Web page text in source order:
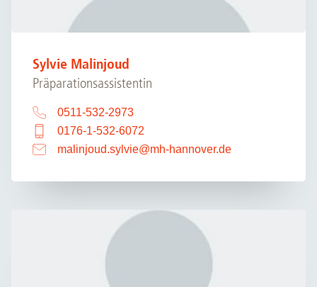
Sylvie Malinjoud
Präparationsassistentin
0511-532-2973
0176-1-532-6072
malinjoud.sylvie@mh-hannover.de